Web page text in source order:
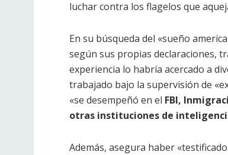
luchar contra los flagelos que
En su búsqueda del «sueño
según sus propias declaraciones,
experiencia lo habría acercado a
trabajado bajo la supervisión de
«se desempeñó en el FBI,
otras instituciones de
Además, asegura haber «testificado